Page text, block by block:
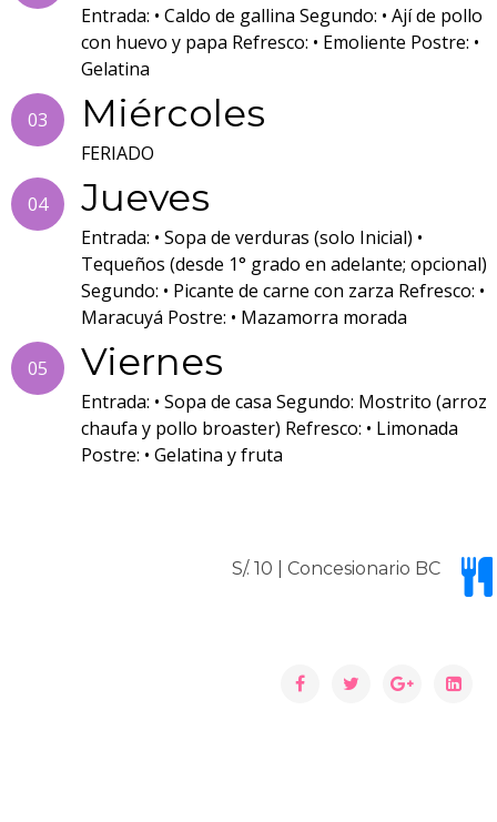
Entrada: • Caldo de gallina Segundo: • Ají de pollo
con huevo y papa Refresco: • Emoliente Postre: •
Gelatina
03 Miércoles
FERIADO
04 Jueves
Entrada: • Sopa de verduras (solo Inicial) •
Tequeños (desde 1° grado en adelante; opcional)
Segundo: • Picante de carne con zarza Refresco: •
Maracuyá Postre: • Mazamorra morada
05 Viernes
Entrada: • Sopa de casa Segundo: Mostrito (arroz
chaufa y pollo broaster) Refresco: • Limonada
Postre: • Gelatina y fruta
S/. 10 | Concesionario BC